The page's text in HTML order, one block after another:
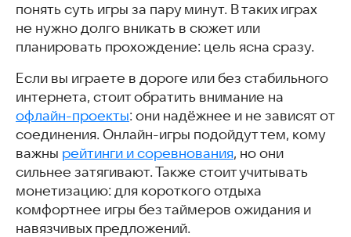
понять суть игры за пару минут. В таких играх
не нужно долго вникать в сюжет или
планировать прохождение: цель ясна сразу.
Если вы играете в дороге или без стабильного
интернета, стоит обратить внимание на
офлайн-проекты: они надёжнее и не зависят от
соединения. Онлайн-игры подойдут тем, кому
важны рейтинги и соревнования, но они
сильнее затягивают. Также стоит учитывать
монетизацию: для короткого отдыха
комфортнее игры без таймеров ожидания и
навязчивых предложений.